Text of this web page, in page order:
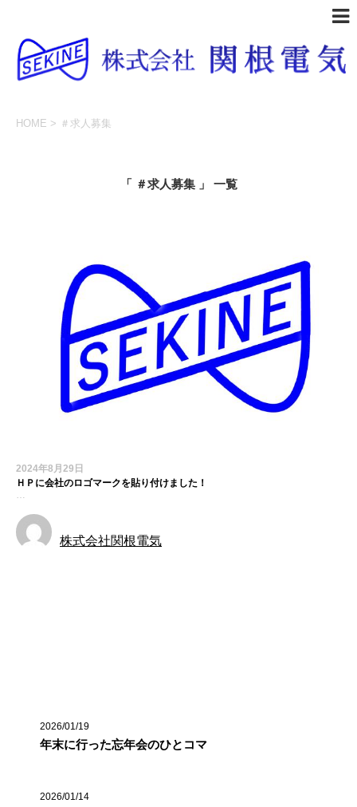
HOME > ＃求人募集
「 ＃求人募集 」 一覧
2024年8月29日
ＨＰに会社のロゴマークを貼り付けました！
…
株式会社関根電気
2026/01/19
年末に行った忘年会のひとコマ
2026/01/14